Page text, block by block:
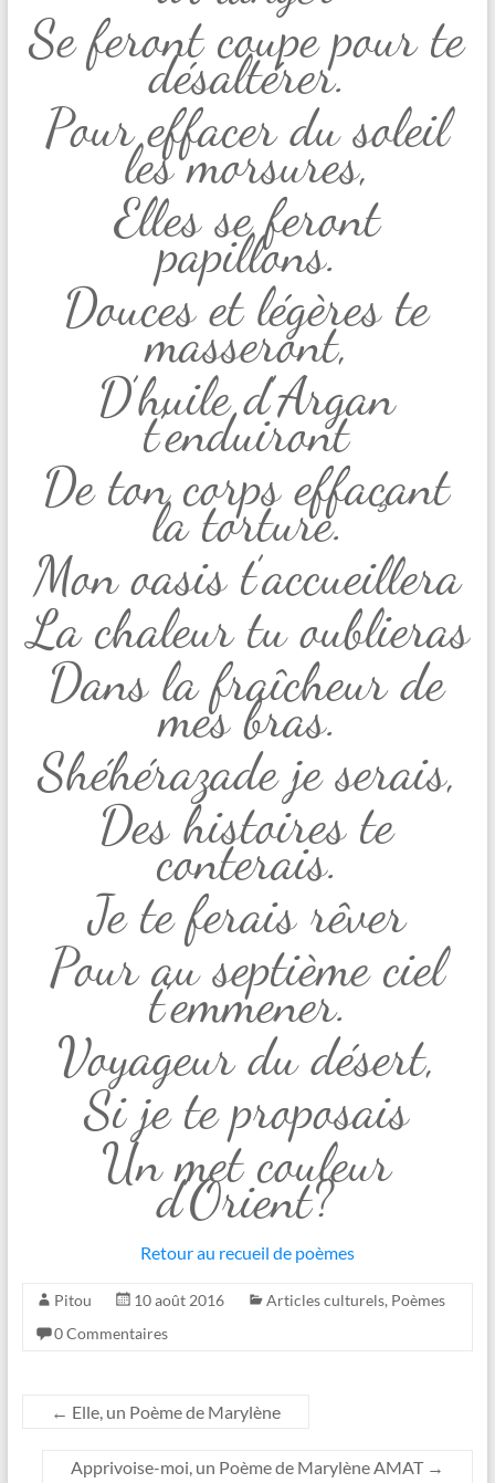
Se feront coupe pour te
désaltérer.
Pour effacer du soleil
les morsures,
Elles se feront
papillons.
Douces et légères te
masseront,
D’huile d’Argan
t’enduiront
De ton corps effaçant
la torture.
Mon oasis t’accueillera
La chaleur tu oublieras
Dans la fraîcheur de
mes bras.
Shéhérazade je serais,
Des histoires te
conterais.
Je te ferais rêver
Pour au septième ciel
t’emmener.
Voyageur du désert,
Si je te proposais
Un met couleur
d’Orient?
Retour au recueil de poèmes
Pitou 10 août 2016 Articles culturels, Poèmes
0 Commentaires
← Elle, un Poème de Marylène
Apprivoise-moi, un Poème de Marylène AMAT →